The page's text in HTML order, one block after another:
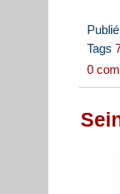
Tags
0